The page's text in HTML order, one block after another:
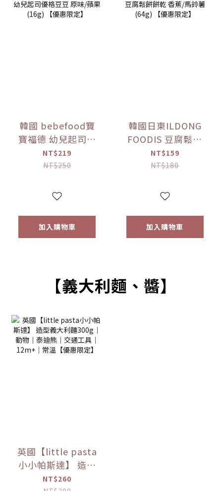
韓國 bebefood寶
寶福德 幼兒起司優
格豆豆 原味/蘋果
(16g) 【優惠限定】
NT$219
NT$250
加入購物車
韓國日東ILDONG
FOODIS 豆腐鬆餅
餅乾 香蕉/馬鈴薯
(64g) 【優惠限定】
NT$159
NT$180
加入購物車
【義大利麵、醬】
英國【little pasta
小小帕斯達】 造型
義大利麵300g｜動
NT$260